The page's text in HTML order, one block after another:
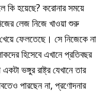
কি হয়েছে? করোনার সময়ে
লেজ নিজে খাওয়া শুরু
ফেলতেছে। সে নিজেকে না
হিসেবে এখানে প্রতিবছর
ভঙ্গুর রাষ্ট্র যেখানে তার
পারছেন না, প্রণোদনার